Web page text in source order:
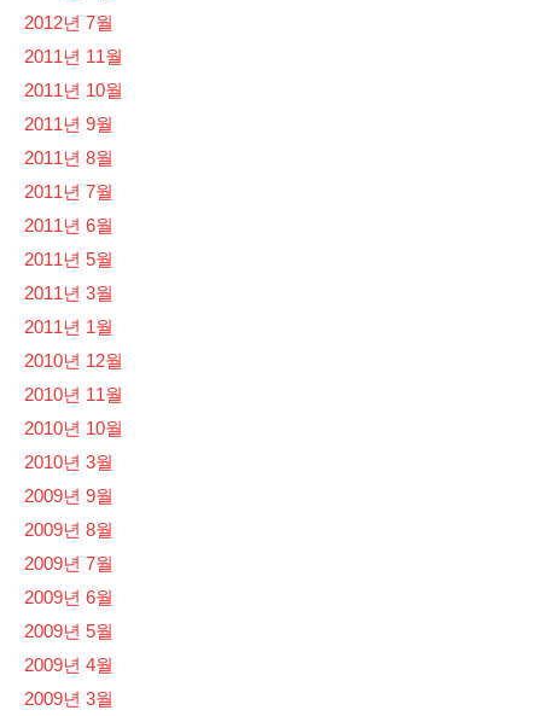
2012년 7월
2011년 11월
2011년 10월
2011년 9월
2011년 8월
2011년 7월
2011년 6월
2011년 5월
2011년 3월
2011년 1월
2010년 12월
2010년 11월
2010년 10월
2010년 3월
2009년 9월
2009년 8월
2009년 7월
2009년 6월
2009년 5월
2009년 4월
2009년 3월